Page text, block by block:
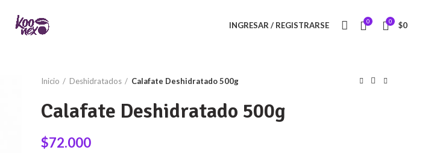
INGRESAR / REGISTRARSE 0 0 $0
Inicio Deshidratados Calafate Deshidratado 500g
Calafate Deshidratado 500g
$72.000